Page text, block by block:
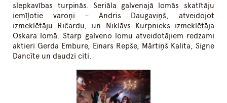
slepkavības turpinās. Seriāla galvenajā lomās skatītāju
iemīļotie varoņi – Andris Daugaviņš, atveidojot
izmeklētāju Ričardu, un Niklāvs Kurpnieks izmeklētāja
Oskara lomā. Starp galveno lomu atveidotājiem redzami
aktieri Gerda Embure, Einars Repše, Mārtiņš Kalita, Signe
Dancīte un daudzi citi.